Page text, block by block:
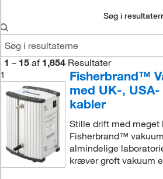
Søg i
1 – 15 af 1,854 Resultater
1
Fisherbrand™
med UK-,
kabler
Stille drift med meget
Fisherbrand™
almindelige
kræver groft vakuum